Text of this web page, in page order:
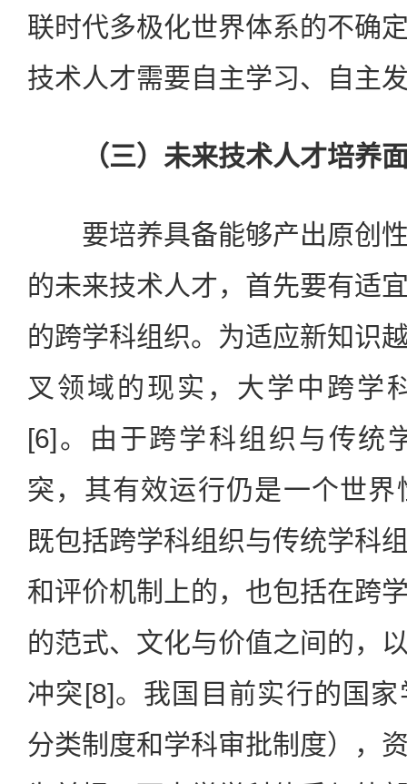
联时代多极化世界体系的不确
技术人才需要自主学习、自主
（三）未来技术人才培养
要培养具备能够产出原创性
的未来技术人才，首先要有
的跨学科组织。为适应新知识
叉领域的现实，大学中跨学
[6]。由于跨学科组织与传统
突，其有效运行仍是一个世
既包括跨学科组织与传统学科
和评价机制上的，也包括在跨
的范式、文化与价值之间的，
冲突[8]。我国目前实行的国
分类制度和学科审批制度），